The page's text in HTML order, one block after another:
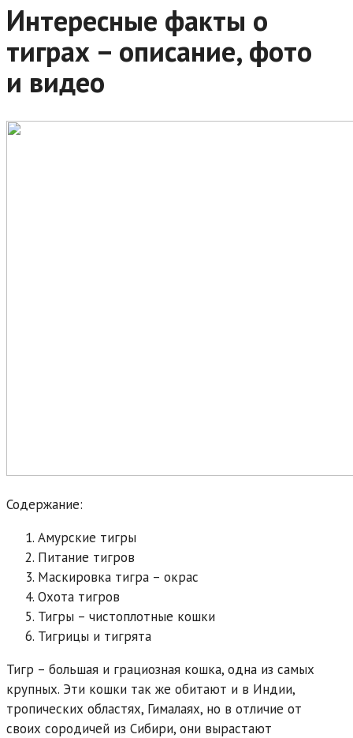
Интересные факты о
тиграх – описание, фото
и видео
Содержание:
Амурские тигры
Питание тигров
Маскировка тигра – окрас
Охота тигров
Тигры – чистоплотные кошки
Тигрицы и тигрята
Тигр – большая и грациозная кошка, одна из самых
крупных. Эти кошки так же обитают и в Индии,
тропических областях, Гималаях, но в отличие от
своих сородичей из Сибири, они вырастают